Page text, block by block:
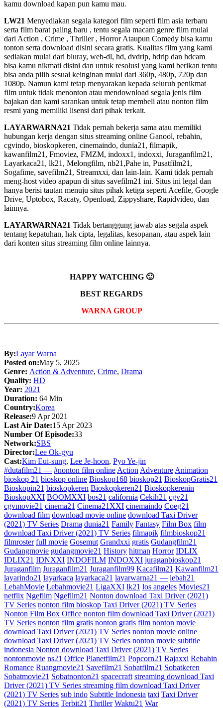
kamu download kapan pun kamu mau.
LW21 Menyediakan segala kategori film seperti film asia terbaru
serta film barat paling baru , tentu segala macam genre film mulai
dari Action , Crime , Thriller , Horror Ataupun Comedy bisa kamu
tonton serta download disini secara gratis. Kualitas film yang kami
sediakan mulai dari bluray, web-dl, hd, dvdrip, hdrip dan hdcam
bisa kamu nikmati disini dan untuk resolusi yang kami berikan tentu
bisa anda pilih sesuai keinginan mulai dari 360p, 480p, 720p dan
1080p. Namun kami tetap menyarakan kepada seluruh penikmat
film untuk tidak menonton atau mendownload segala jenis film
bajakan dan kami sarankan untuk tetap membeli atau nonton film
resmi yang memiliki lisensi dari pihak terkait.
LAYARWARNA21 Tidak pernah bekerja sama atau memiliki
hubungan kerja dengan situs streaming online Ganool, rebahin,
cgvindo, bioskopkeren, cinemaindo, dunia21, filmapik,
kawanfilm21, Fmoviez, FMZM, indoxx1, indoxxi, Juraganfilm21,
Layarkaca21, lk21, Melongfilm, nb21,Pahe in, Pusatfilm21,
Sogafime, savefilm21, Streamxxi, dan lain-lain. Kami tidak pernah
meng-host video apapun di situs savefilm21 ini. Situs ini legal dan
hanya berisi tautan menuju situs pihak ketiga seperti Acefile, Google
Drive, Uptobox, Racaty, Openload, Zippyshare, Rapidvideo, dan
lainnya.
LAYARWARNA21 Tidak bertanggung jawab atas segala aspek
tentang kepatuhan, hak cipta, legalitas, kesopanan, atau aspek lain
dari konten situs streaming film online lainnya.
HAPPY WATCHING 🙂
BEST REGARDS
WARNA GROUP
By:Layar Warna
Posted on:May 5, 2025
Genre: Action & Adventure, Crime, Drama
Quality: HD
Year: 2021
Duration: 64 Min
Country:Korea
Release:9 Apr 2021
Last Air Date:15 Apr 2023
Number Of Episode:33
Network:SBS
Director:Lee Ok-gyu
Cast:Kim Eui-sung, Lee Je-hoon, Pyo Ye-jin
#dutafilm21 — #nonton film online Action Adventure Animation
bioskop 21 bioskop online Bioskop168 bioskop21 BioskopGratis21
Bioskopin21 bioskopkeren Bioskopkeren21 Bioskopkerenin
BioskopXXI BOOMXXI bos21 california Cekih21 cgv21
cgvmovie21 cinema21 Cinema21XXI cinemaindo Coeg21
download film download movie online download Taxi Driver
(2021) TV Series Drama dunia21 Family Fantasy Film Box film
download Taxi Driver (2021) TV Series filmapik filmbioskop21
filmroster full movie Gosemut Grandxxi gratis Gudangfilm21
Gudangmovie gudangmovie21 History hitman Horror IDLIX
IDLIX21 IDNXXI INDOFILM INDOXXI juraganbioskop21
Juraganfilm Juraganfilm21 Juraganfilm99 Kacafilm21 Kawanfilm21
layarindo21 layarkaca layarkaca21 layarwarna21 — lebah21
LebahMovie Lebahmovie21 LigaXXI lk21 los angeles Movies21
netflix Ngefilm Ngefilm21 Nonton download Taxi Driver (2021)
TV Series nonton film bioskop Taxi Driver (2021) TV Series
Nonton Film Box Office nonton film download Taxi Driver (2021)
TV Series nonton film gratis nonton gratis film nonton movie
download Taxi Driver (2021) TV Series nonton movie online
download Taxi Driver (2021) TV Series nonton movie subtitle
indonesia Nonton download Taxi Driver (2021) TV Series
nontonmovie ns21 Office Planetfilm21 Popcorn21 Rajaxxi Rebahin
Romance Ruangmovie21 Savefilm21 Sobatfilm21 Sobatkeren
Sobatmovie21 Sobatnonton21 spacecraft streaming download Taxi
Driver (2021) TV Series streaming film download Taxi Driver
(2021) TV Series sub indo Subtitle Indonesia taxi Taxi Driver
(2021) TV Series Terbit21 Thriller Waktu21 War